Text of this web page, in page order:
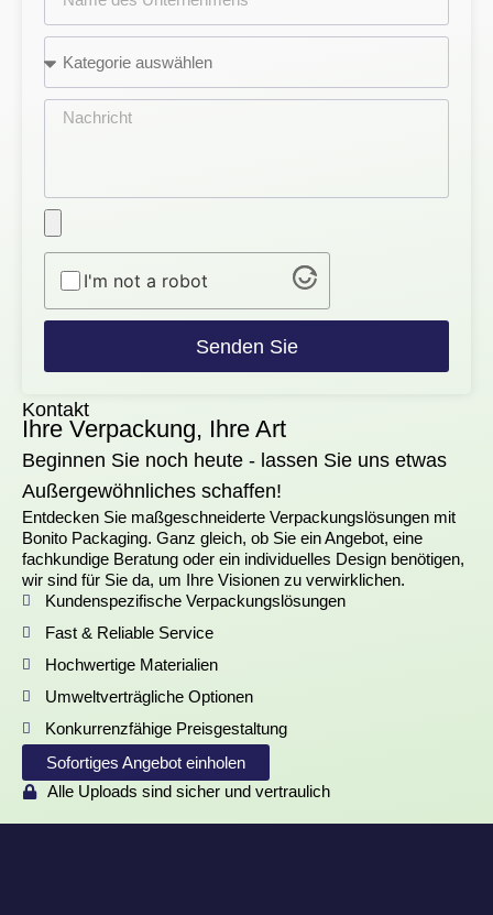
Kontakt
Ihre Verpackung, Ihre Art
Beginnen Sie noch heute - lassen Sie uns etwas
Außergewöhnliches schaffen!
Entdecken Sie maßgeschneiderte Verpackungslösungen mit
Bonito Packaging. Ganz gleich, ob Sie ein Angebot, eine
fachkundige Beratung oder ein individuelles Design benötigen,
wir sind für Sie da, um Ihre Visionen zu verwirklichen.
Kundenspezifische Verpackungslösungen
Fast & Reliable Service
Hochwertige Materialien
Umweltverträgliche Optionen
Konkurrenzfähige Preisgestaltung
Sofortiges Angebot einholen
Alle Uploads sind sicher und vertraulich
I'm not a robot
Senden Sie